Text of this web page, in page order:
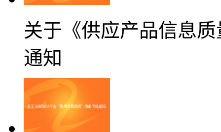
关于《供应产品信息
通知